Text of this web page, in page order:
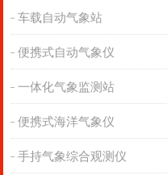
车载自动气象站
便携式自动气象仪
一体化气象监测站
便携式海洋气象仪
手持气象综合观测仪